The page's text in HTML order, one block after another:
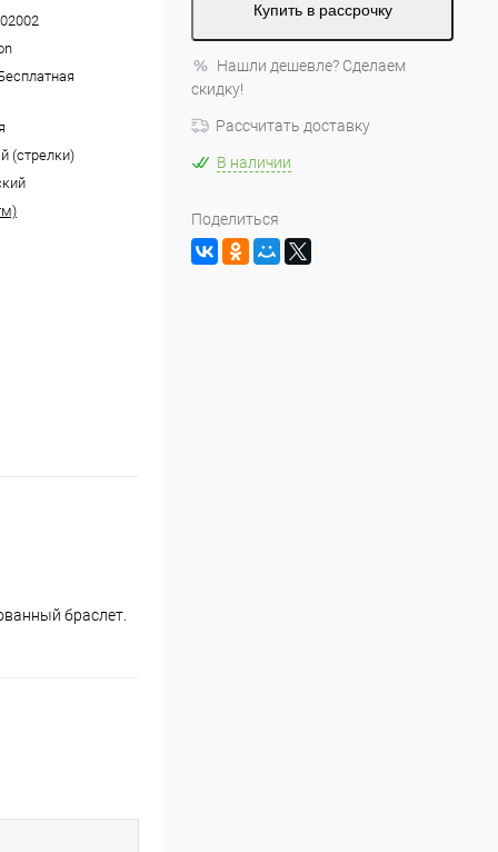
(стрелки)
браслет.
Купить в рассрочку
Нашли дешевле? Сделаем
скидку!
Рассчитать доставку
В наличии
Поделиться